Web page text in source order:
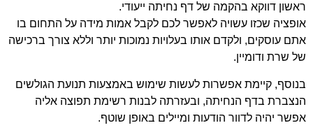
ראשון דווקא בהקמה של דף נחיתה ייעודי.
אופציה שכזו עשויה לאפשר לכם לקבל אמות מידה על התחום בו
אתם עוסקים, ולקדם אותו בעלויות נמוכות יותר וללא צורך ברכישה
של שרת ודומיין.
בנוסף, קיימת אפשרות לעשות שימוש באמצעות תנועת הגולשים
הנצברת בדף הנחיתה, ובעזרתה לבנות רשימת תפוצה אליה
אפשר יהיה לדוור הודעות ומיילים באופן שוטף.